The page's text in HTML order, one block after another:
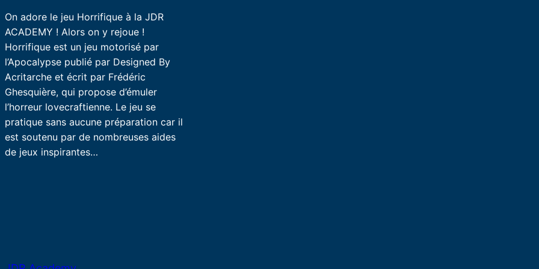
On adore le jeu Horrifique à la JDR
ACADEMY ! Alors on y rejoue !
Horrifique est un jeu motorisé par
l’Apocalypse publié par Designed By
Acritarche et écrit par Frédéric
Ghesquière, qui propose d’émuler
l’horreur lovecraftienne. Le jeu se
pratique sans aucune préparation car il
est soutenu par de nombreuses aides
de jeux inspirantes…